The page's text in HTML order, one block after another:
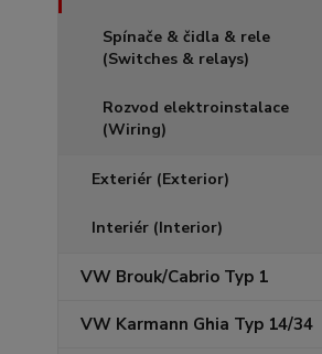
Spínače & čidla & rele
(Switches & relays)
Rozvod elektroinstalace
(Wiring)
Exteriér (Exterior)
Interiér (Interior)
VW Brouk/Cabrio Typ 1
VW Karmann Ghia Typ 14/34